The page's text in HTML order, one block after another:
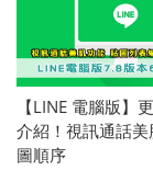
【LINE 電腦版】
介紹！視訊通話
圖順序